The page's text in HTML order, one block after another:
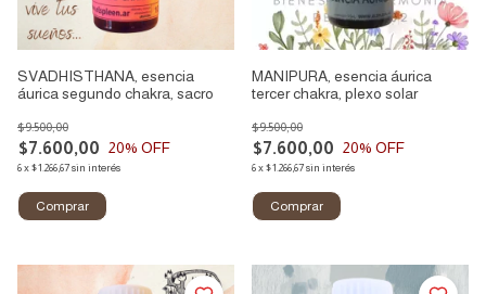
SVADHISTHANA, esencia
áurica segundo chakra, sacro
$7.600,00
$9.500,00
20% OFF
6x$1.266,67sin interés
MANIPURA, esencia áurica
tercer chakra, plexo solar
$7.600,00
$9.500,00
20% OFF
6x$1.266,67sin interés